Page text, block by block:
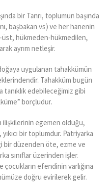
bir Tanrı, toplumun başında
başbakan vs) ve her hanenin
üst, hükmeden-hükmedilen,
ayrım netleşir.
uygulanan tahakkümün
Tahakküm bugün
tanıklık edebileceğimiz gibi
borçludur.
egemen olduğu,
yıkıcı bir toplumdur. Patriyarka
bir düzenden öte, ezme ve
sınıflar üzerinden işler.
efendinin varlığına
doğru evirilerek gelir.